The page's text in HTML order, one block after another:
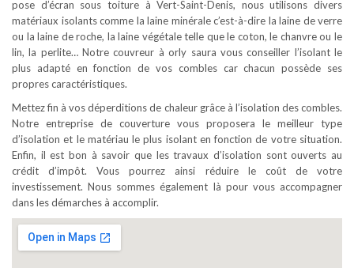
pose d’écran sous toiture à Vert-Saint-Denis, nous utilisons divers
matériaux isolants comme la laine minérale c’est-à-dire la laine de verre
ou la laine de roche, la laine végétale telle que le coton, le chanvre ou le
lin, la perlite… Notre couvreur à orly saura vous conseiller l’isolant le
plus adapté en fonction de vos combles car chacun possède ses
propres caractéristiques.
Mettez fin à vos déperditions de chaleur grâce à l’isolation des combles.
Notre entreprise de couverture vous proposera le meilleur type
d’isolation et le matériau le plus isolant en fonction de votre situation.
Enfin, il est bon à savoir que les travaux d’isolation sont ouverts au
crédit d’impôt. Vous pourrez ainsi réduire le coût de votre
investissement. Nous sommes également là pour vous accompagner
dans les démarches à accomplir.